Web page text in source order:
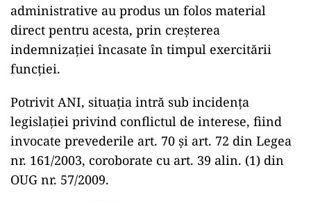
administrative au produs un folos material
direct pentru acesta, prin creșterea
indemnizației încasate în timpul exercitării
funcției.
Potrivit ANI, situația intră sub incidența
legislației privind conflictul de interese, fiind
invocate prevederile art. 70 și art. 72 din Legea
nr. 161/2003, coroborate cu art. 39 alin. (1) din
OUG nr. 57/2009.